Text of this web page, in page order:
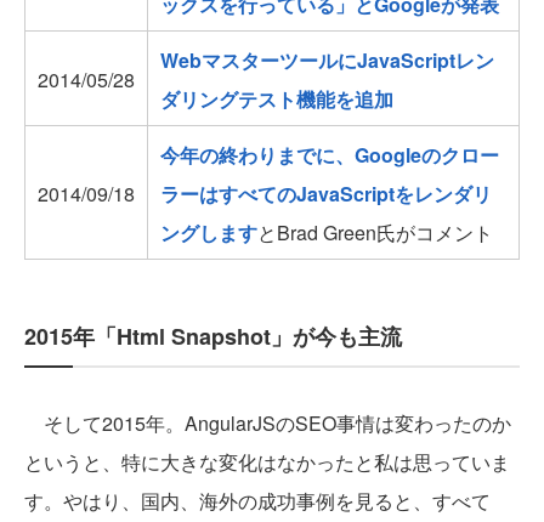
2014/05/28
WebマスターツールにJavaScriptレン
ダリングテスト機能を追加
2014/09/18
今年の終わりまでに、Googleのクロー
ラーはすべてのJavaScriptをレンダリ
ングしますとBrad Green氏がコメント
2015年「Html Snapshot」が今も主流
そして2015年。AngularJSのSEO事情は変わったのか
というと、特に大きな変化はなかったと私は思っていま
す。やはり、国内、海外の成功事例を見ると、すべて